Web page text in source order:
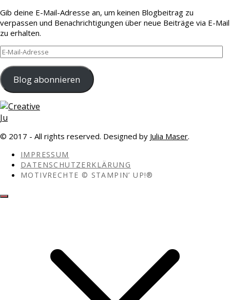
Gib deine E-Mail-Adresse an, um keinen Blogbeitrag zu
verpassen und Benachrichtigungen über neue Beiträge via E-Mail
zu erhalten.
E-
Mail-
Adresse
Blog abonnieren
© 2017 - All rights reserved. Designed by Julia Maser.
IMPRESSUM
DATENSCHUTZERKLÄRUNG
MOTIVRECHTE © STAMPIN’ UP!®